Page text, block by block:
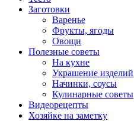
Заготовки
Варенье
Фрукты, ягоды
Овощи
Полезные советы
На кухне
Украшение изделий
Начинки, соусы
Кулинарные советы
Видеорецепты
Хозяйке на заметку